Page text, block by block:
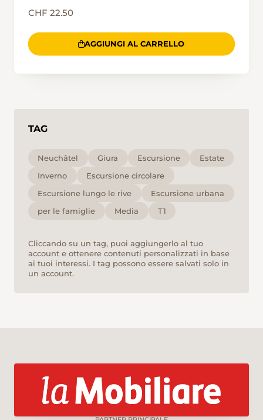
CHF 22.50
AGGIUNGI AL CARRELLO
TAG
Neuchâtel Giura Escursione
Estate
Inverno
Escursione circolare
Escursione lungo le rive
Escursione urbana
per le famiglie
Media T1
Cliccando su un tag, puoi aggiungerlo al tuo
account e ottenere contenuti personalizzati in base
ai tuoi interessi. I tag possono essere salvati solo in
un account.